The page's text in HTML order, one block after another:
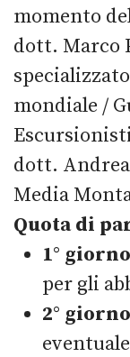
momento
dott. Marco
mondiale /
dott.
Media
Quota di
1°
per gli
2°